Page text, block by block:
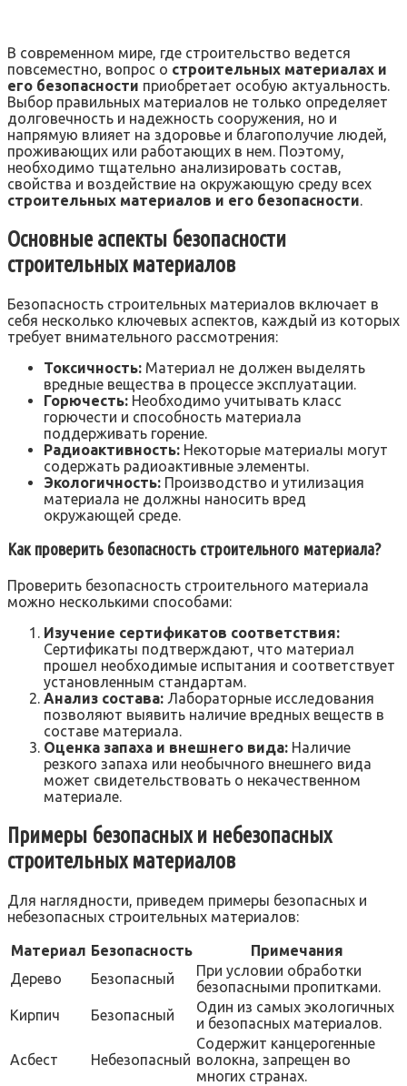
В современном мире, где строительство ведется
повсеместно, вопрос о строительных материалах и
его безопасности приобретает особую актуальность.
Выбор правильных материалов не только определяет
долговечность и надежность сооружения, но и
напрямую влияет на здоровье и благополучие людей,
проживающих или работающих в нем. Поэтому,
необходимо тщательно анализировать состав,
свойства и воздействие на окружающую среду всех
строительных материалов и его безопасности.
Основные аспекты безопасности
строительных материалов
Безопасность строительных материалов включает в
себя несколько ключевых аспектов, каждый из которых
требует внимательного рассмотрения:
Токсичность: Материал не должен выделять
вредные вещества в процессе эксплуатации.
Горючесть: Необходимо учитывать класс
горючести и способность материала
поддерживать горение.
Радиоактивность: Некоторые материалы могут
содержать радиоактивные элементы.
Экологичность: Производство и утилизация
материала не должны наносить вред
окружающей среде.
Как проверить безопасность строительного материала?
Проверить безопасность строительного материала
можно несколькими способами:
Изучение сертификатов соответствия:
Сертификаты подтверждают, что материал
прошел необходимые испытания и соответствует
установленным стандартам.
Анализ состава: Лабораторные исследования
позволяют выявить наличие вредных веществ в
составе материала.
Оценка запаха и внешнего вида: Наличие
резкого запаха или необычного внешнего вида
может свидетельствовать о некачественном
материале.
Примеры безопасных и небезопасных
строительных материалов
Для наглядности, приведем примеры безопасных и
небезопасных строительных материалов:
Материал Безопасность
Примечания
Дерево
Безопасный
При условии обработки
безопасными пропитками.
Кирпич
Безопасный
Один из самых экологичных
и безопасных материалов.
Асбест Небезопасный
Содержит канцерогенные
волокна, запрещен во
многих странах.